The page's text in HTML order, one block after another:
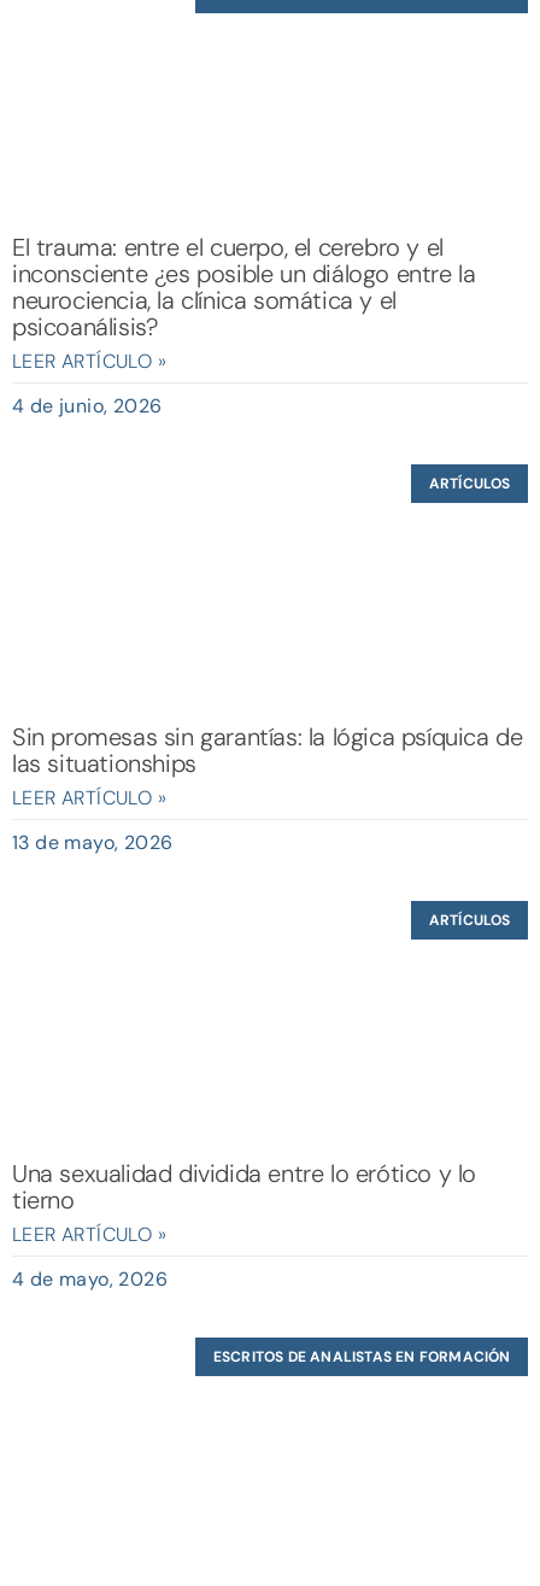
El trauma: entre el cuerpo, el cerebro y el
inconsciente ¿es posible un diálogo entre la
neurociencia, la clínica somática y el
psicoanálisis?
LEER ARTÍCULO »
4 de junio, 2026
ARTÍCULOS
Sin promesas sin garantías: la lógica psíquica de
las situationships
LEER ARTÍCULO »
13 de mayo, 2026
ARTÍCULOS
Una sexualidad dividida entre lo erótico y lo
tierno
LEER ARTÍCULO »
4 de mayo, 2026
ESCRITOS DE ANALISTAS EN FORMACIÓN